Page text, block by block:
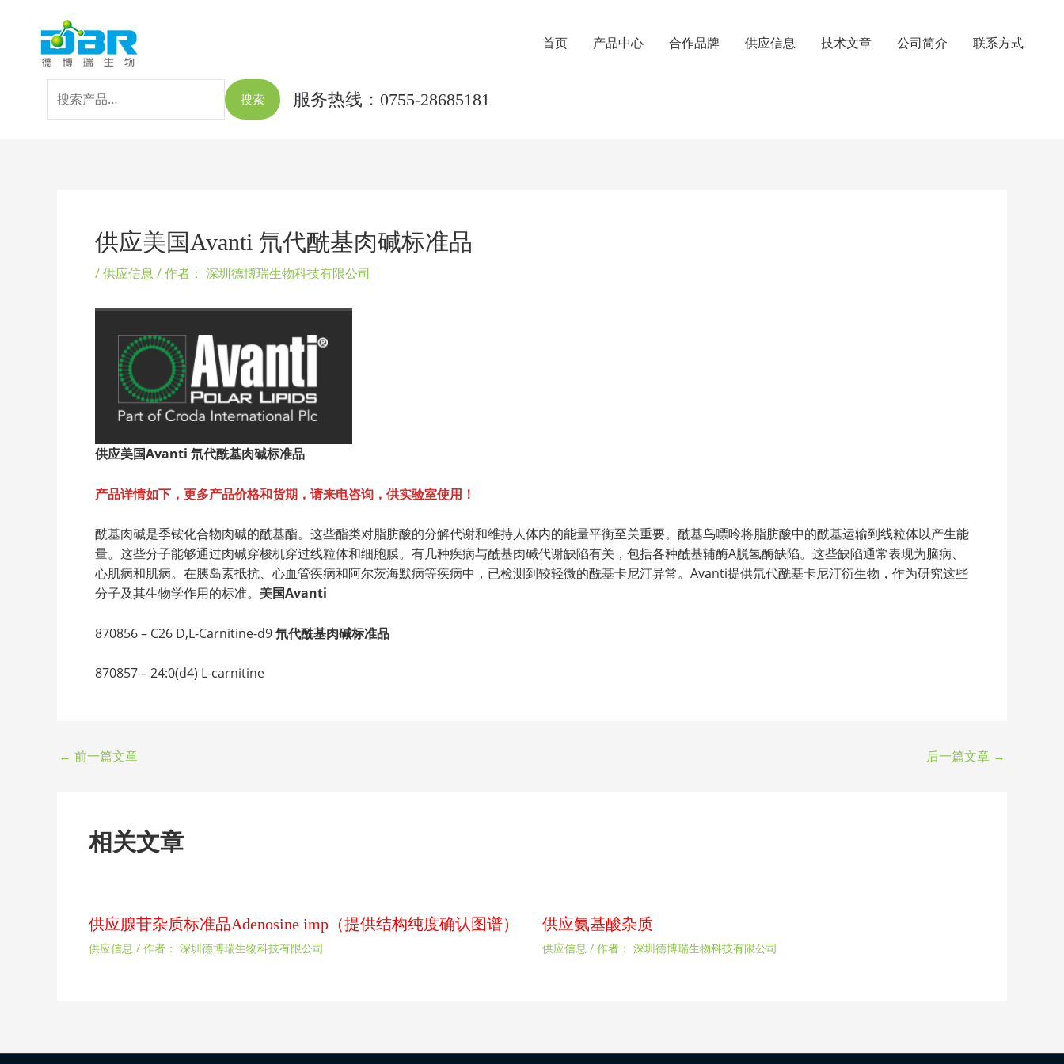
首页 产品中心 合作品牌 供应信息 技术文章 公司简介 联系方式
索：
搜索 服务热线：0755-28685181
供应美国Avanti 氘代酰基肉碱标准品
/供应信息 / 作者： 深圳德博瑞生物科技有限公司
供应美国Avanti 氘代酰基肉碱标准品
产品详情如下，更多产品价格和货期，请来电咨询，供实验室使用！
酰基肉碱是季铵化合物肉碱的酰基酯。这些酯类对脂肪酸的分解代谢和维持人体内的能量平衡至关重要。酰基鸟嘌呤将脂肪酸中的酰基运输到线粒体以产生能
量。这些分子能够通过肉碱穿梭机穿过线粒体和细胞膜。有几种疾病与酰基肉碱代谢缺陷有关，包括各种酰基辅酶A脱氢酶缺陷。这些缺陷通常表现为脑病、
心肌病和肌病。在胰岛素抵抗、心血管疾病和阿尔茨海默病等疾病中，已检测到较轻微的酰基卡尼汀异常。Avanti提供氘代酰基卡尼汀衍生物，作为研究这些
分子及其生物学作用的标准。 美国Avanti
870856 – C26 D,L-Carnitine-d9氘代酰基肉碱标准品
870857 – 24:0(d4) L-carnitine
← 前一篇文章 后一篇文章 →
相关文章
供应腺苷杂质标准品Adenosine imp（提供结构纯度确认图谱）
供应信息 / 作者： 深圳德博瑞生物科技有限公司
供应氨基酸杂质
供应信息 / 作者： 深圳德博瑞生物科技有限公司